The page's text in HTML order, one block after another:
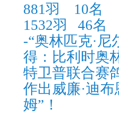
881羽
10名
1532羽
46名
-“奥林匹克·尼
得：比利时奥
特卫普联合赛
作出威廉·迪
姆”！